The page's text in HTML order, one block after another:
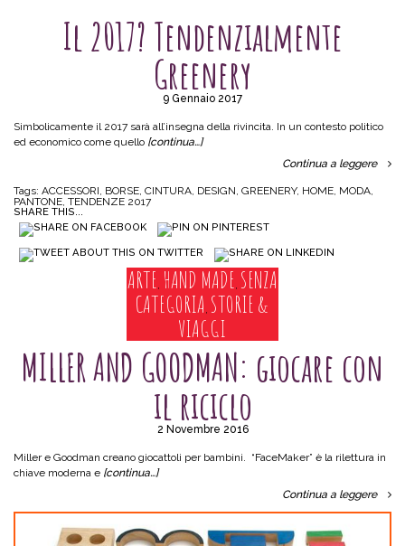
Il 2017? Tendenzialmente
Greenery
9 Gennaio 2017
Simbolicamente il 2017 sarà all’insegna della rivincita. In un contesto politico
ed economico come quello [continua…]
Continua a leggere
Tags: ACCESSORI BORSE CINTURA DESIGN GREENERY, HOME MODA
PANTONE TENDENZE 2017
SHARE THIS...
ARTE HAND MADE SENZA
CATEGORIA STORIE &
VIAGGI
MILLER AND GOODMAN: giocare con
il riciclo
2 Novembre 2016
Miller e Goodman creano giocattoli per bambini. “FaceMaker” è la rilettura in
chiave moderna e [continua…]
Continua a leggere